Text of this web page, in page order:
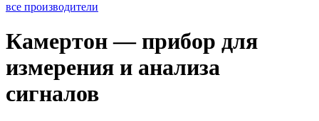
все производители
Камертон — прибор для
измерения и анализа
сигналов